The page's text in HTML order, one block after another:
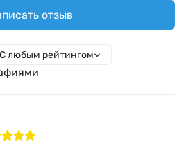
отзыв
С любым рейтингом